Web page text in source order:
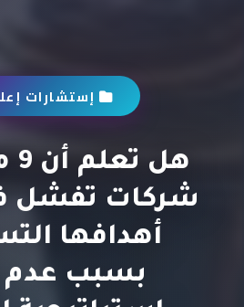
إستشارات
شركات تفشل
أهدافها
بسبب عدم